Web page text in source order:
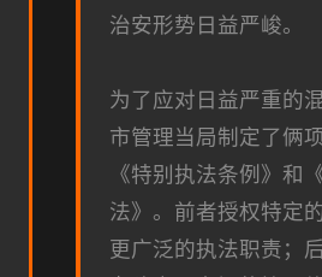
治安形势日益严峻。
为了应对日益严重的
市管理当局制定了俩
《特别执法条例》和
法》。前者授权特定
更广泛的执法职责；